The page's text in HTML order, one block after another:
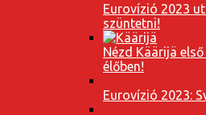
Eurovízió 2023
szüntetni!
Nézd Käärijä
élőben!
Eurovízió 2023: